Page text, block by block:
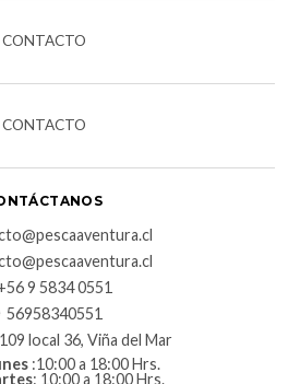
CONTACTO
CONTACTO
9 5834 0551
56958340551
local 36, Viña del Mar
:10:00 a 18:00 Hrs.
: 10:00 a 18:00 Hrs.